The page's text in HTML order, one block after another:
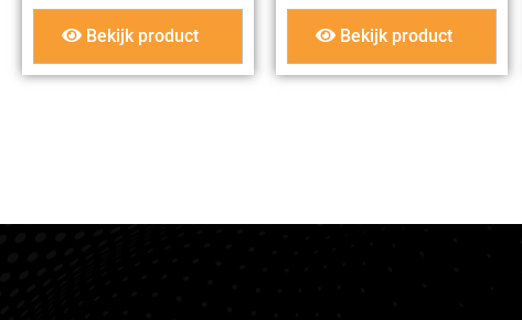
Bekijk product Bekijk product